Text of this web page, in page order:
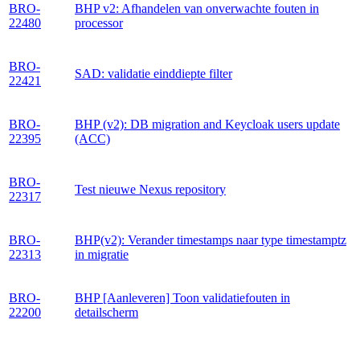
BRO-
22480
BHP v2: Afhandelen van onverwachte fouten in
processor
BRO-
22421
SAD: validatie einddiepte filter
BRO-
22395
BHP (v2): DB migration and Keycloak users update
(ACC)
BRO-
22317
Test nieuwe Nexus repository
BRO-
22313
BHP(v2): Verander timestamps naar type timestamptz
in migratie
BRO-
22200
BHP [Aanleveren] Toon validatiefouten in
detailscherm